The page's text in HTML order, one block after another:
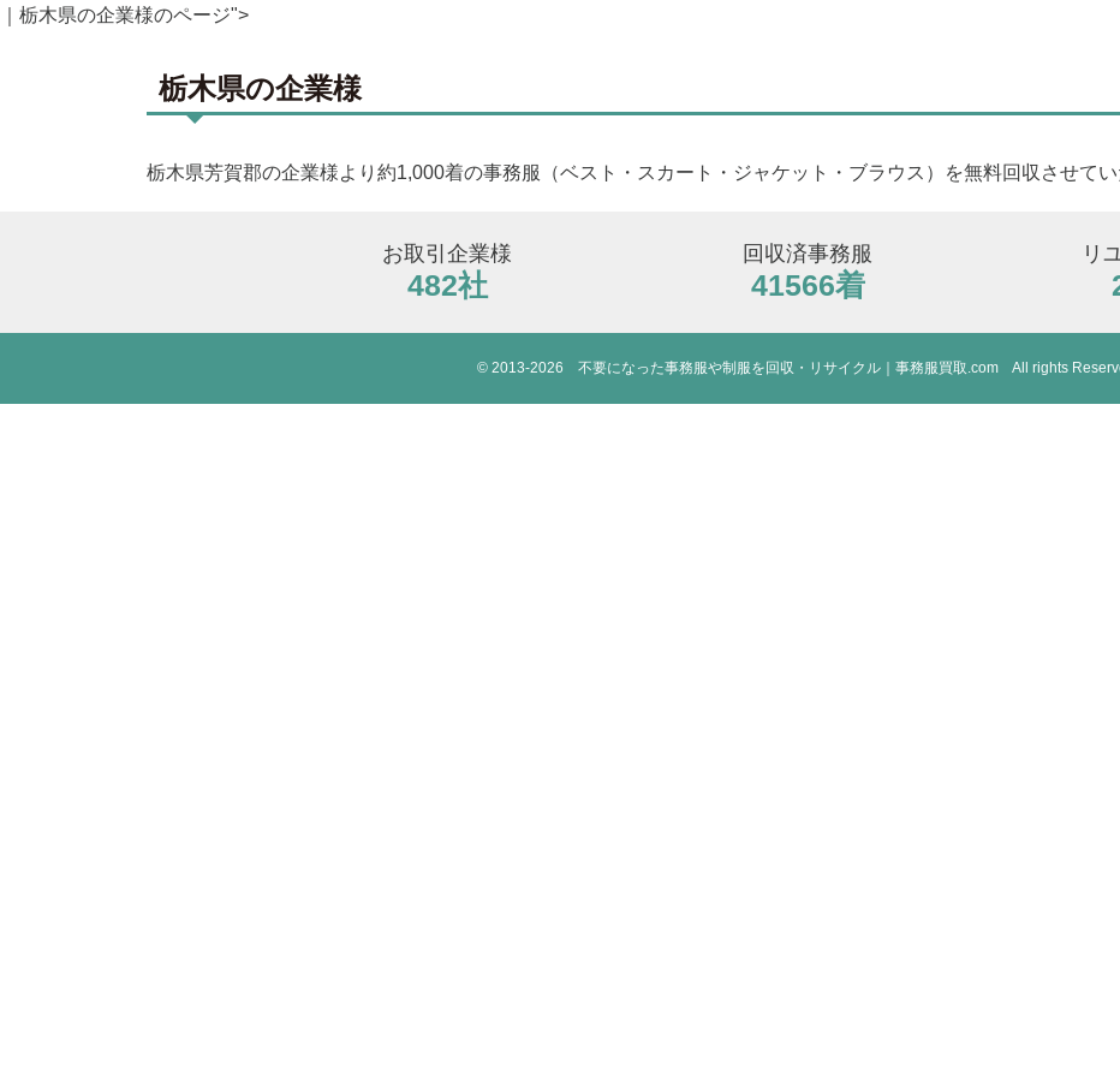
｜栃木県の企業様のページ">
栃木県の企業様
栃木県芳賀郡の企業様より約1,000着の事務服（ベスト・スカート・ジャケット・ブラウス）を無料回収させてい
お取引企業様
482社
回収済事務服
41566着
リ
© 2013-2026 不要になった事務服や制服を 回収・リサイクル｜事務服買取.comAll rights